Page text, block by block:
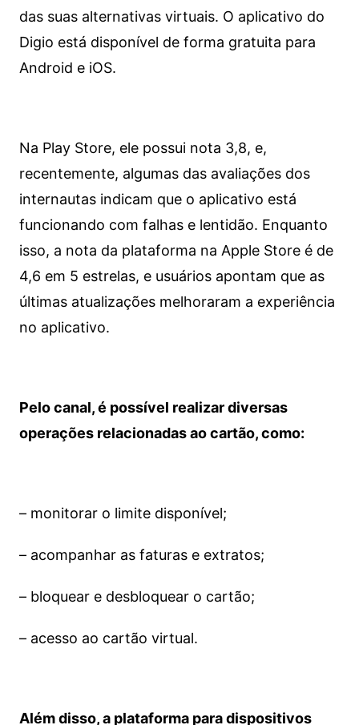
das suas alternativas virtuais. O aplicativo do
Digio está disponível de forma gratuita para
Android e iOS.
Na Play Store, ele possui nota 3,8, e,
recentemente, algumas das avaliações dos
internautas indicam que o aplicativo está
funcionando com falhas e lentidão. Enquanto
isso, a nota da plataforma na Apple Store é de
4,6 em 5 estrelas, e usuários apontam que as
últimas atualizações melhoraram a experiência
no aplicativo.
Pelo canal, é possível realizar diversas
operações relacionadas ao cartão, como:
– monitorar o limite disponível;
– acompanhar as faturas e extratos;
– bloquear e desbloquear o cartão;
– acesso ao cartão virtual.
Além disso, a plataforma para dispositivos